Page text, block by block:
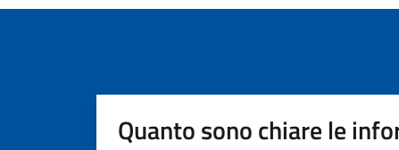
Quanto sono chiare le